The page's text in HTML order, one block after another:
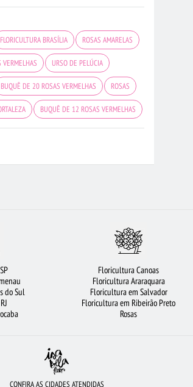
FLORICULTURA BRASÍLIA ROSAS AMARELAS
URSO DE PELÚCIA
BUQUÊ DE 20 ROSAS VERMELHAS ROSAS
BUQUÊ DE 12 ROSAS VERMELHAS
CURITIBA
CESTA DE FRUTAS
do Sul
Floricultura Canoas
Floricultura Araraquara
Floricultura em Salvador
Floricultura em Ribeirão Preto
Rosas
CONFIRA AS CIDADES ATENDIDAS